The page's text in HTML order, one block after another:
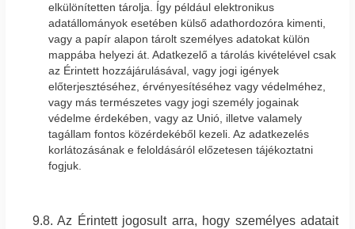
elkülönítetten tárolja. Így például elektronikus
adatállományok esetében külső adathordozóra kimenti,
vagy a papír alapon tárolt személyes adatokat külön
mappába helyezi át. Adatkezelő a tárolás kivételével csak
az Érintett hozzájárulásával, vagy jogi igények
előterjesztéséhez, érvényesítéséhez vagy védelméhez,
vagy más természetes vagy jogi személy jogainak
védelme érdekében, vagy az Unió, illetve valamely
tagállam fontos közérdekéből kezeli. Az adatkezelés
korlátozásának e feloldásáról előzetesen tájékoztatni
fogjuk.
9.8. Az Érintett jogosult arra, hogy személyes adatait